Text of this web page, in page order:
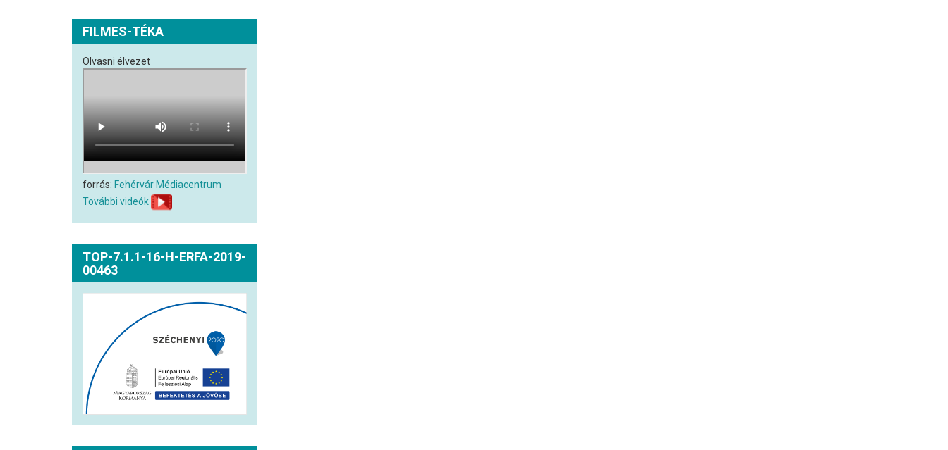
FILMES-TÉKA
Olvasni élvezet
forrás: Fehérvár Médiacentrum
További videók
TOP-7.1.1-16-H-ERFA-2019-
00463